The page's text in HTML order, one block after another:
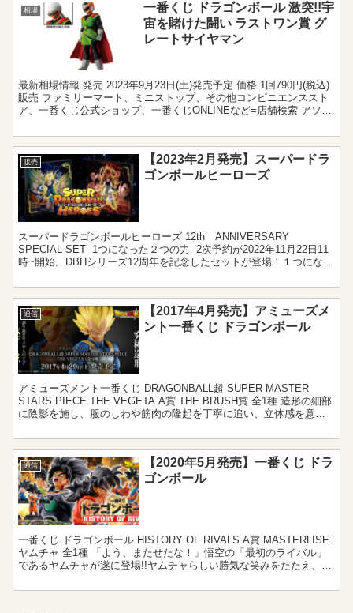
相場
一番くじ ドラゴンボール 激突!!宇
宙を賭けた闘い ラストワン賞 グ
レートサイヤマン
最新相場情報 発売 2023年9月23日(土)発売予定 価格 1回790円(税込)
販売 ファミリーマート、ミニストップ、その他コンビニエンススト
ア、一番くじ公式ショップ、一番くじONLINEなど=店舗検索 アソー
販売
【2023年2月発売】スーパードラ
ゴンボールヒーローズ
スーパードラゴンボールヒーローズ 12th ANNIVERSARY
SPECIAL SET -1つになった２つの力- 2次予約が2022年11月22日11
時~開始。DBHシリーズ12周年を記念したセットが登場！１つになっ
通信
【2017年4月発売】アミューズメ
ント一番くじ ドラゴンボール
アミューズメント一番くじ DRAGONBALL超 SUPER MASTER
STARS PIECE THE VEGETA A賞 THE BRUSH賞 全1種 造形の細部
に陰影を施し、服のしわや筋肉の隆起を丁寧に追い、立体感を意識
通信
【2020年5月発売】一番くじ ドラ
ゴンボール
一番くじ ドラゴンボール HISTORY OF RIVALS A賞 MASTERLISE
ヤムチャ 全1種 「よう、またせたな！」悟空の「最初のライバル」
であるヤムチャが遂に登場!!ヤムチャらしい勝気な笑みをたたえ、サ